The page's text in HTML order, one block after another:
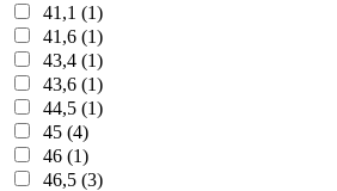
41,1 (1)
41,6 (1)
43,4 (1)
43,6 (1)
44,5 (1)
45 (4)
46 (1)
46,5 (3)